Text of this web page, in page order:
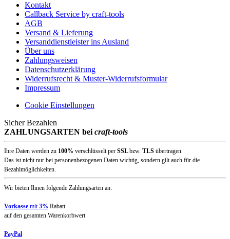
Kontakt
Callback Service by craft-tools
AGB
Versand & Lieferung
Versanddienstleister ins Ausland
Über uns
Zahlungsweisen
Datenschutzerklärung
Widerrufsrecht & Muster-Widerrufsformular
Impressum
Cookie Einstellungen
Sicher Bezahlen
ZAHLUNGSARTEN bei craft-tools
Ihre Daten werden zu 100% verschlüsselt per SSLbzw. TLS übertragen.
Das ist nicht nur bei personenbezogenen Daten wichtig, sondern gilt auch für die
Bezahlmöglichkeiten.
Wir bieten Ihnen folgende Zahlungsarten an:
Vorkasse mit3% Rabatt
auf den gesamten Warenkorbwert
PayPal